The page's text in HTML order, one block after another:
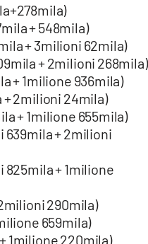
+ 548mila)
+ 3milioni 62mila)
+ 2milioni 268mila)
+ 1milione 936mila)
+ 2milioni 24mila)
+ 1milione 655mila)
639mila + 2milioni
825mila + 1milione
290mila)
659mila)
1milione 220mila)